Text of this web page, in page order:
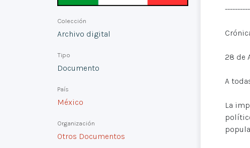
Colección
Archivo digital
Tipo
Documento
País
México
Organización
Otros Documentos
28 de
A
La